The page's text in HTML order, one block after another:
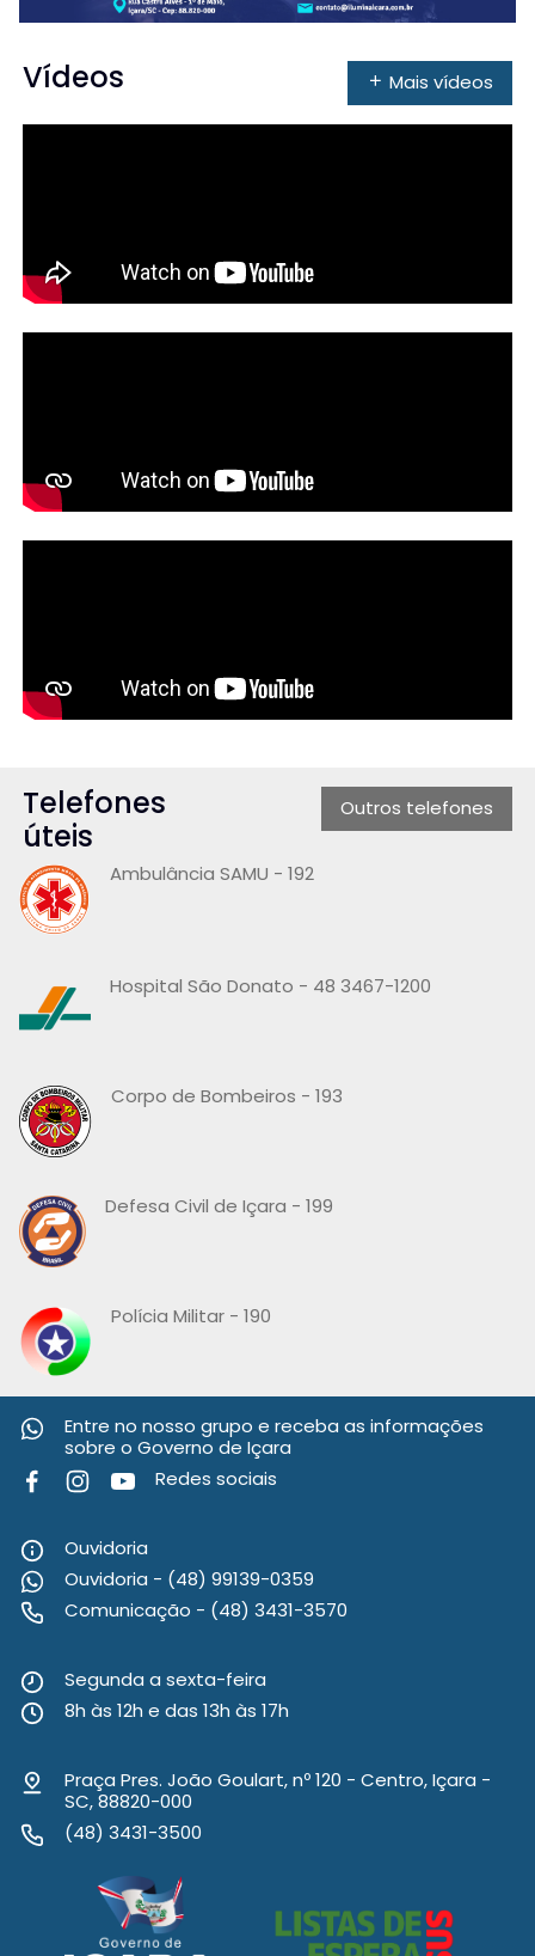
Vídeos Mais vídeos
Telefones
úteis
Outros telefones
Ambulância SAMU - 192
Hospital São Donato - 48 3467-1200
Corpo de Bombeiros - 193
Defesa Civil de Içara - 199
Polícia Militar - 190
Entre no nosso grupo e receba as informações
sobre o Governo de Içara
Redes sociais
Ouvidoria
Ouvidoria - (48) 99139-0359
Comunicação - (48) 3431-3570
Segunda a sexta-feira
8h às 12h e das 13h às 17h
Praça Pres. João Goulart, nº 120 - Centro, Içara -
SC, 88820-000
(48) 3431-3500